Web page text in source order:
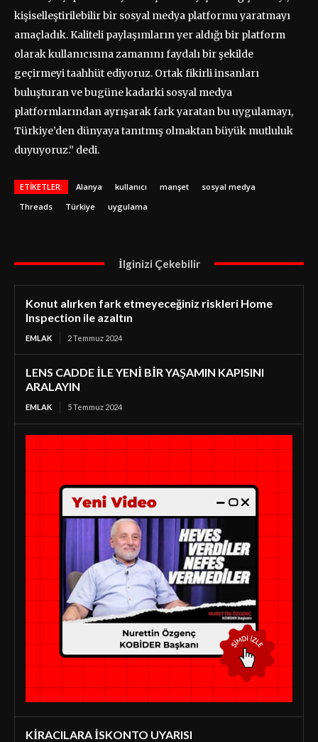
kişiselleştirilebilir bir sosyal medya platformu yaratmayı
amaçladık. Kaliteli paylaşımların yer aldığı bir platform
olarak kullanıcısına zamanını faydalı bir şekilde
geçirmeyi taahhüt ediyoruz. Ortak fikirli insanları
buluşturan ve bugüne kadarki sosyal medya
platformlarından ayrışarak fark yaratan bu uygulamayı,
Türkiye’den dünyaya tanıtmış olmaktan büyük mutluluk
duyuyoruz.” dedi.
ETIKETLER: Alanya kullanıcı manşet
sosyal medya
Threads
Türkiye uygulama
İlginizi Çekebilir
Konut alırken fark etmeyeceğiniz riskleri Home
Inspection ile azaltın
EMLAK 2 Temmuz 2024
LENS CADDE İLE YENİ BİR YAŞAMIN KAPISINI
ARALAYIN
EMLAK 5 Temmuz 2024
KİRACILARA İSKONTO UYARISI